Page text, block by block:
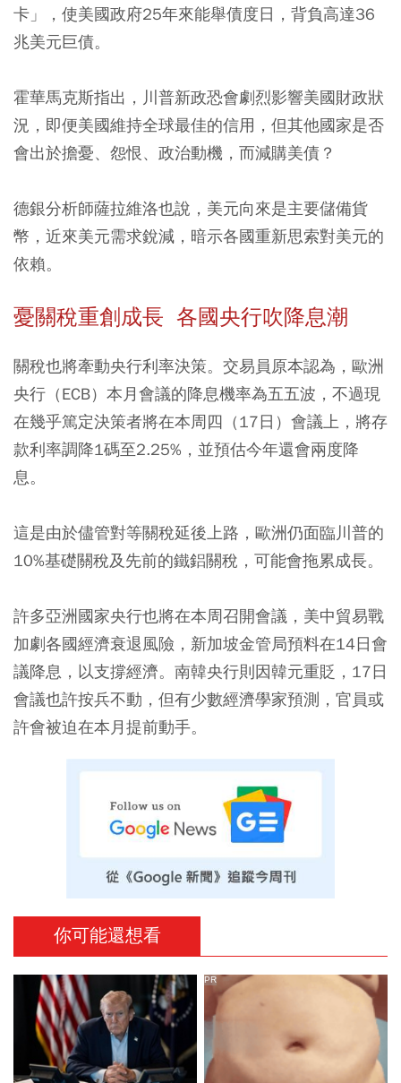
卡」，使美國政府25年來能舉債度日，背負高達36
兆美元巨債。
霍華馬克斯指出，川普新政恐會劇烈影響美國財政狀
況，即便美國維持全球最佳的信用，但其他國家是否
會出於擔憂、怨恨、政治動機，而減購美債？
德銀分析師薩拉維洛也說，美元向來是主要儲備貨
幣，近來美元需求銳減，暗示各國重新思索對美元的
依賴。
憂關稅重創成長 各國央行吹降息潮
關稅也將牽動央行利率決策。交易員原本認為，歐洲
央行（ECB）本月會議的降息機率為五五波，不過現
在幾乎篤定決策者將在本周四（17日）會議上，將存
款利率調降1碼至2.25%，並預估今年還會兩度降
息。
這是由於儘管對等關稅延後上路，歐洲仍面臨川普的
10%基礎關稅及先前的鐵鋁關稅，可能會拖累成長。
許多亞洲國家央行也將在本周召開會議，美中貿易戰
加劇各國經濟衰退風險，新加坡金管局預料在14日會
議降息，以支撐經濟。南韓央行則因韓元重貶，17日
會議也許按兵不動，但有少數經濟學家預測，官員或
許會被迫在本月提前動手。
你可能還想看
PR